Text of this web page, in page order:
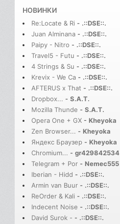
НОВИНКИ
Re:Locate & Ri - .::DSE::.
Juan Alminana - .::DSE::.
Paipy - Nitro - .::DSE::.
Travel5 - Futu - .::DSE::.
4 Strings & Su - .::DSE::.
Krevix - We Ca - .::DSE::.
AFTERUS x That - .::DSE::.
Dropbox... - S.A.T.
Mozilla Thunde - S.A.T.
Opera One + GX - Kheyoka
Zen Browser... - Kheyoka
Яндекс Браузер - Kheyoka
Chromium... - gr429842534
Telegram + Por - Nemec555
Iberian - Hidd - .::DSE::.
Armin van Buur - .::DSE::.
ReOrder & Kali - .::DSE::.
Indecent Noise - .::DSE::.
David Surok - - .::DSE::.